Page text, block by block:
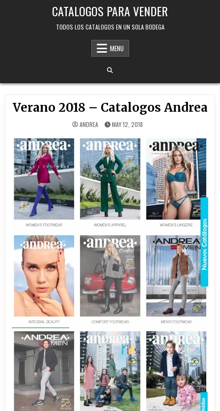
CATALOGOS PARA VENDER
TODOS LOS CATALOGOS EN UN SOLA BODEGA
MENU
Verano 2018 – Catalogos Andrea
ANDREA MAY 12, 2018